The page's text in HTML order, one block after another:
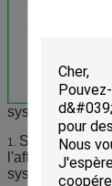
système de
1. Système
l'affichage
système de